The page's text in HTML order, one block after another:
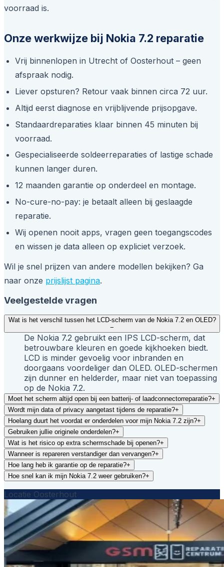
voorraad is.
Onze werkwijze bij Nokia 7.2 reparatie
Vrij binnenlopen in Utrecht of Oosterhout – geen
afspraak nodig.
Liever opsturen? Retour vaak binnen circa 72 uur.
Altijd eerst diagnose en vrijblijvende prijsopgave.
Standaardreparaties klaar binnen 45 minuten bij
voorraad.
Gespecialiseerde soldeerreparaties of lastige schade
kunnen langer duren.
12 maanden garantie op onderdeel en montage.
No-cure-no-pay: je betaalt alleen bij geslaagde
reparatie.
Wij openen nooit apps, vragen geen toegangscodes
en wissen je data alleen op expliciet verzoek.
Wil je snel prijzen van andere modellen bekijken? Ga
naar onze prijslijst pagina.
Veelgestelde vragen
Wat is het verschil tussen het LCD-scherm van de Nokia 7.2 en OLED?
−
De Nokia 7.2 gebruikt een IPS LCD-scherm, dat
betrouwbare kleuren en goede kijkhoeken biedt.
LCD is minder gevoelig voor inbranden en
doorgaans voordeliger dan OLED. OLED-schermen
zijn dunner en helderder, maar niet van toepassing
op de Nokia 7.2.
Moet het scherm altijd open bij een batterij- of laadconnectorreparatie?+
Wordt mijn data of privacy aangetast tijdens de reparatie?+
Hoelang duurt het voordat er onderdelen voor mijn Nokia 7.2 zijn?+
Gebruiken jullie originele onderdelen?+
Wat is het risico op extra schermschade bij openen?+
Wanneer is repareren verstandiger dan vervangen?+
Hoe lang heb ik garantie op de reparatie?+
Hoe snel kan ik mijn Nokia 7.2 weer gebruiken?+
Locatie Oosterhout